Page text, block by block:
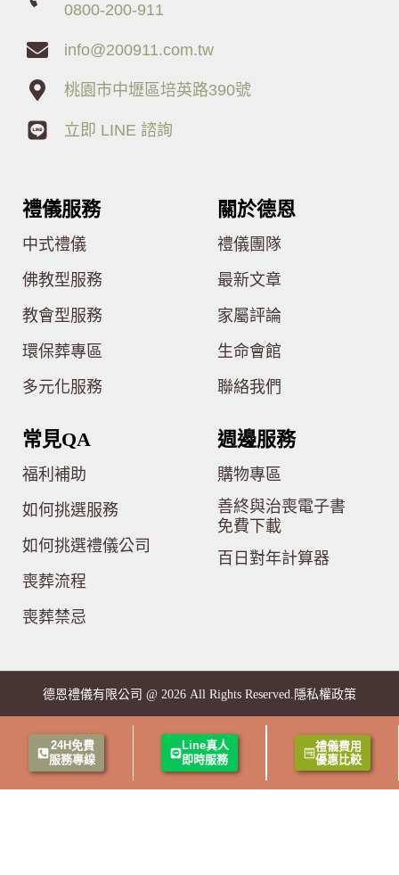
0800-200-911
info@200911.com.tw
桃園市中壢區培英路390號
立即 LINE 諮詢
禮儀服務
中式禮儀
佛教型服務
教會型服務
環保葬專區
多元化服務
關於德恩
禮儀團隊
最新文章
家屬評論
生命會館
聯絡我們
常見QA
福利補助
如何挑選服務
如何挑選禮儀公司
喪葬流程
喪葬禁忌
週邊服務
購物專區
善終與治喪電子書
免費下載
百日對年計算器
德恩禮儀有限公司 @ 2026 All Rights Reserved. 隱私權政策
24H免費
服務專線
Line真人
即時服務
禮儀費用
優惠比較